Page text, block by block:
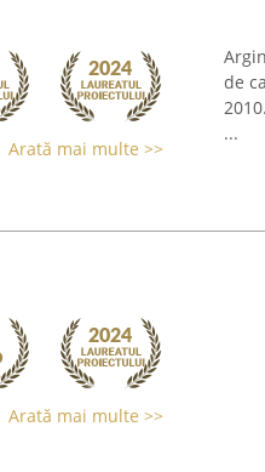
Arată mai multe >>
de
...
Arată mai multe >>